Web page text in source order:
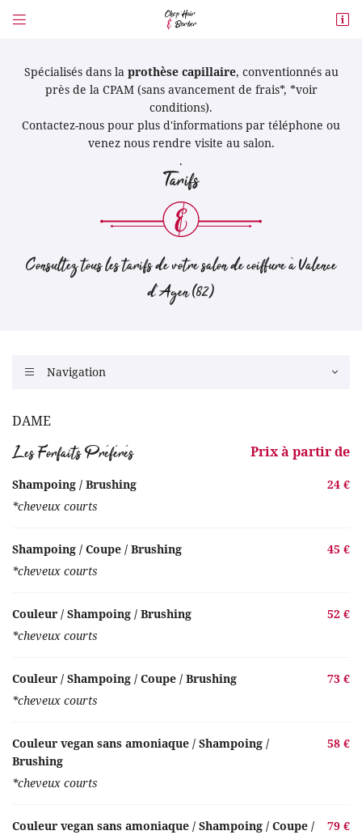
 
26 Boulevard Victor Guilhem
05 63 39 53 46
En cochant cette case, vous consentez à recevoir nos propositions commerciales à
l'adresse email indiqué ci-dessus. Vous pouvez vous désinscrire à tout moment
le formulaire de désinscription
Tarifs
Consultez tous les tarifs de votre salon de coiffure à Valence
d’Agen (82)
Spécialisés dans la prothèse capillaire, conventionnés au
près de la CPAM (sans avancement de frais*, *voir
conditions).
Contactez-nous pour plus d'informations par téléphone ou
venez nous rendre visite au salon.
.
 Navigation
DAME
Les Forfaits Préférés Prix à partir de
Shampoing / Brushing
24 €
*cheveux courts
Shampoing / Coupe / Brushing
45 €
*cheveux courts
Couleur / Shampoing / Brushing
52 €
*cheveux courts
Couleur / Shampoing / Coupe / Brushing
73 €
*cheveux courts
Couleur vegan sans amoniaque / Shampoing /
Brushing
58 €
*cheveux courts
Couleur vegan sans amoniaque / Shampoing / Coupe /
79 €